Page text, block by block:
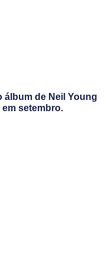
álbum de Neil Young
setembro.